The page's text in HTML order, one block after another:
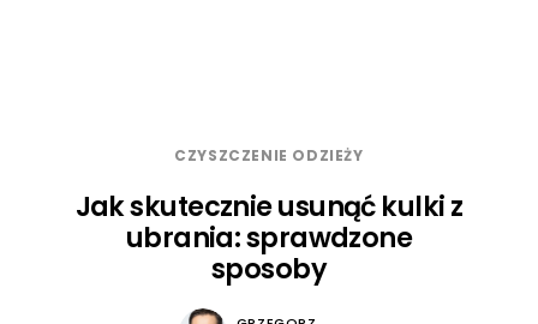
CZYSZCZENIE ODZIEŻY
Jak skutecznie usunąć kulki z
ubrania: sprawdzone
sposoby